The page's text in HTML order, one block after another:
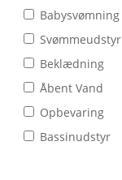
Babysvømning
Svømmeudstyr
Beklædning
Åbent Vand
Opbevaring
Bassinudstyr